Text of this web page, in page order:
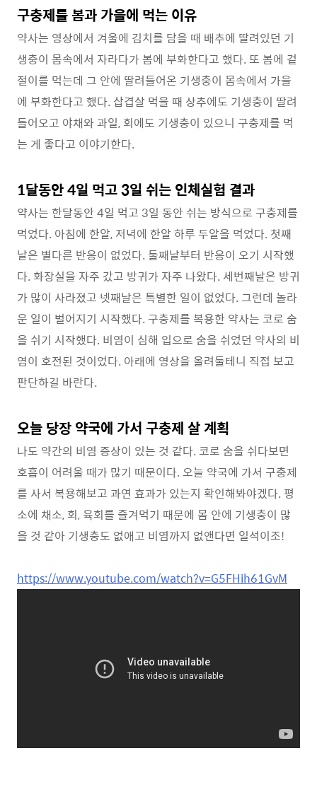
구충제를 봄과 가을에 먹는 이유
약사는 영상에서 겨울에 김치를 담을 때 배추에 딸려있던 기
생충이 몸속에서 자라다가 봄에 부화한다고 했다. 또 봄에 겉
절이를 먹는데 그 안에 딸려들어온 기생충이 몸속에서 가을
에 부화한다고 했다. 삽겹살 먹을 때 상추에도 기생충이 딸려
들어오고 야채와 과일, 회에도 기생충이 있으니 구충제를 먹
는 게 좋다고 이야기한다.
1달동안 4일 먹고 3일 쉬는 인체실험 결과
약사는 한달동안 4일 먹고 3일 동안 쉬는 방식으로 구충제를
먹었다. 아침에 한알, 저녁에 한알 하루 두알을 먹었다. 첫째
날은 별다른 반응이 없었다. 둘째날부터 반응이 오기 시작했
다. 화장실을 자주 갔고 방귀가 자주 나왔다. 세번째날은 방귀
가 많이 사라졌고 넷째날은 특별한 일이 없었다. 그런데 놀라
운 일이 벌어지기 시작했다. 구충제를 복용한 약사는 코로 숨
을 쉬기 시작했다. 비염이 심해 입으로 숨을 쉬었던 약사의 비
염이 호전된 것이었다. 아래에 영상을 올려둘테니 직접 보고
판단하길 바란다.
오늘 당장 약국에 가서 구충제 살 계획
나도 약간의 비염 증상이 있는 것 같다. 코로 숨을 쉬다보면
호흡이 어려울 때가 많기 때문이다. 오늘 약국에 가서 구충제
를 사서 복용해보고 과연 효과가 있는지 확인해봐야겠다. 평
소에 채소, 회, 육회를 즐겨먹기 때문에 몸 안에 기생충이 많
을 것 같아 기생충도 없애고 비염까지 없앤다면 일석이조!
https://www.youtube.com/watch?v=G5FHih61GvM